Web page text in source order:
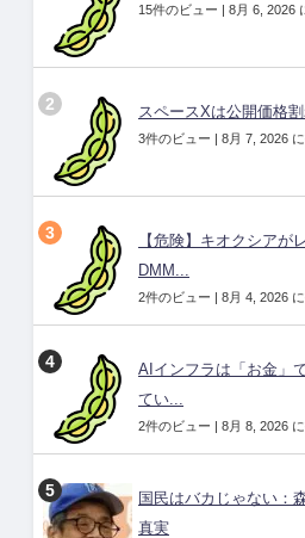
15件のビュー | 8月 6, 2026
スペースXは公開価格
3件のビュー | 8月 7, 2026
【危険】キオクシアが
DMM...
2件のビュー | 8月 4, 2026
AIインフラは「お金」
てい...
2件のビュー | 8月 8, 2026
国民はバカじゃない：
真実